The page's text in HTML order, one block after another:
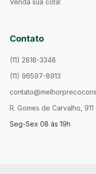
Venda sua cota!
Contato
(11) 2818-3348
(11) 96597-8913
R. Gomes de Carvalho,
Seg-Sex 08 às 19h